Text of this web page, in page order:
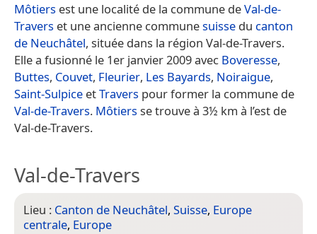
Môtiers est une localité de la commune deVal-de-
Travers et une ancienne communesuisse du canton
de Neuchâtel, située dans la région Val-de-Travers.
Elle a fusionné le 1er janvier 2009 avec Boveresse,
Buttes, Couvet, Fleurier, Les Bayards, Noiraigue,
Saint-Sulpice etTravers pour former la commune de
Val-de-Travers. Môtiersse trouve à 3½ km à l’est de
Val-de-Travers.
Val-de-Travers
Lieu : Canton de Neuchâtel, Suisse, Europe
centrale, Europe